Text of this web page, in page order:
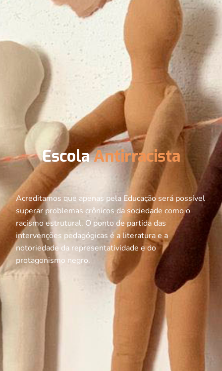
EscolaAntirracista
Acreditamos que apenas pela Educação será possível
superar problemas crônicos da sociedade como o
racismo estrutural. O ponto de partida das
intervenções pedagógicas é a literatura e a
notoriedade da representatividade e do
protagonismo negro.